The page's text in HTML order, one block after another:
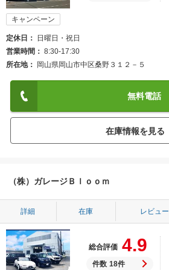
キャンペーン
定休日
日曜日・祝日
営業時間
8:30-17:30
所在地
岡山県岡山市中区桑野３１２－５
無料電話
（株）ガレージＢｌｏｏｍ
詳細 在庫 レビュー
総合評価 4.9
件数 18件